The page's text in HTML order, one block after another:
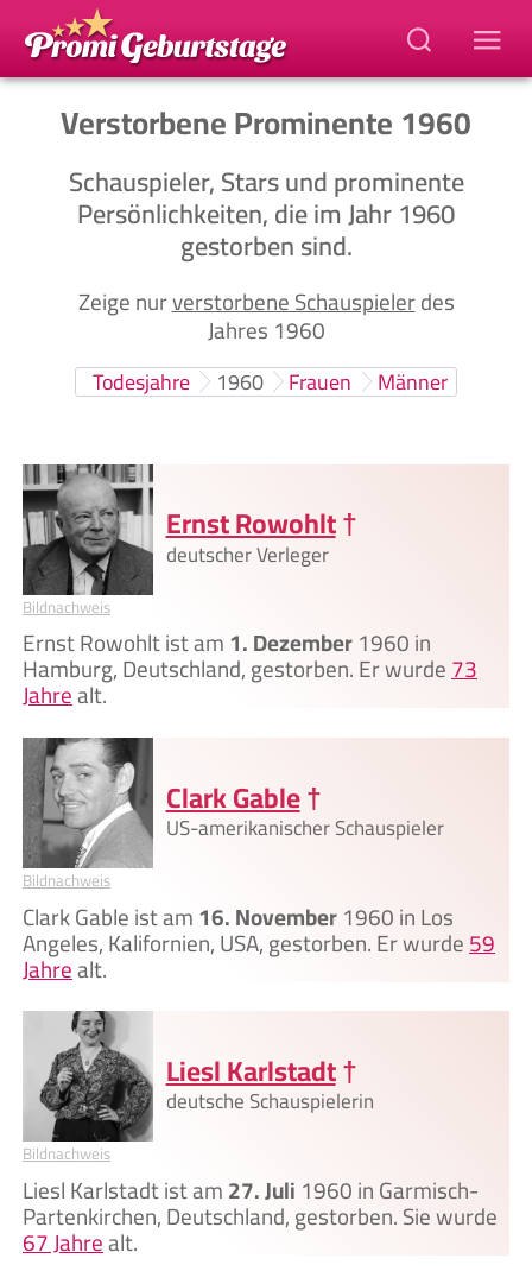
Verstorbene Prominente 1960
Schauspieler, Stars und prominente
Persönlichkeiten, die im Jahr 1960
gestorben sind.
Zeige nurverstorbene Schauspielerdes
Jahres 1960
Todesjahre 1960 Frauen Männer
Bildnachweis
Ernst Rowohlt†
deutscher Verleger
Ernst Rowohlt ist am1. Dezember1960 in
Hamburg, Deutschland, gestorben. Er wurde73
Jahrealt.
Bildnachweis
Clark Gable†
US-amerikanischer Schauspieler
Clark Gable ist am16. November1960 in Los
Angeles, Kalifornien, USA, gestorben. Er wurde59
Jahrealt.
Bildnachweis
Liesl Karlstadt†
deutsche Schauspielerin
Liesl Karlstadt ist am27. Juli1960 in Garmisch-
Partenkirchen, Deutschland, gestorben. Sie wurde
67 Jahrealt.